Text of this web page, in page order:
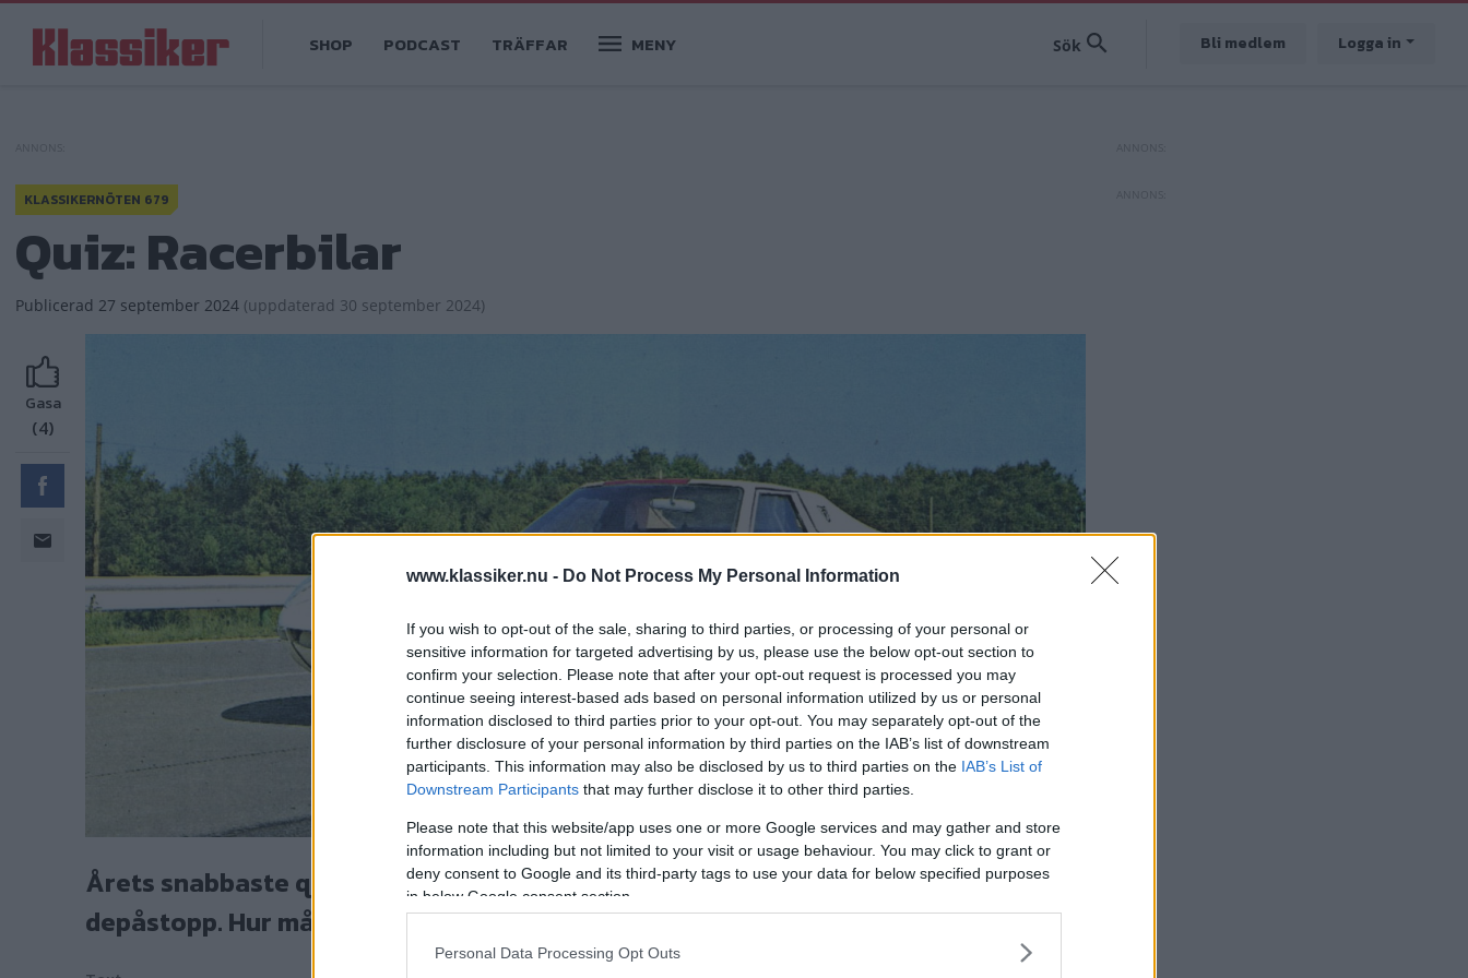
www.klassiker.nu - Do Not Process My Personal Information
If you wish to opt-out of the sale, sharing to third parties, or processing of your personal or
sensitive information for targeted advertising by us, please use the below opt-out section to
confirm your selection. Please note that after your opt-out request is processed you may
continue seeing interest-based ads based on personal information utilized by us or personal
information disclosed to third parties prior to your opt-out. You may separately opt-out of the
further disclosure of your personal information by third parties on the IAB’s list of downstream
participants. This information may also be disclosed by us to third parties on the IAB’s List of
Downstream Participants that may further disclose it to other third parties.
Please note that this website/app uses one or more Google services and may gather and store
information including but not limited to your visit or usage behaviour. You may click to grant or
deny consent to Google and its third-party tags to use your data for below specified purposes
in below Google consent section.
Personal Data Processing Opt Outs
huvudinnehåll
navigation
SHOP PODCAST TRÄFFAR MENY Bli medlem Logga in
KLASSIKERNÖTEN 679
Quiz: Racerbilar
Publicerad 27 september 2024 (uppdaterad 30 september 2024)
Gasa
(4)
Årets snabbaste quiz - racerbilar från förr. Tio frågor från start till mål – utan
depåstopp. Hur många klarar du?